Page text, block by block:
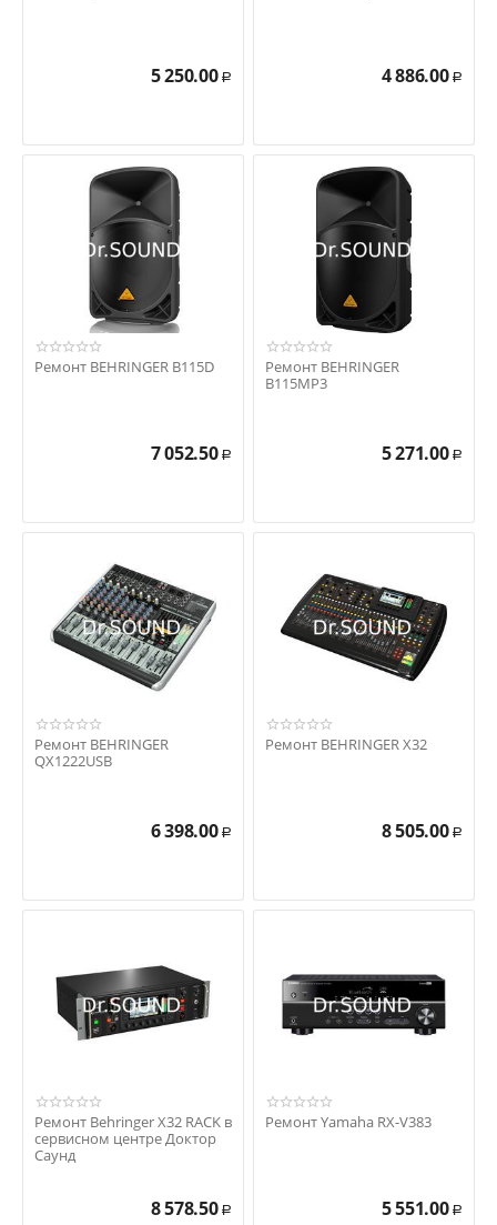
5 250.00 Р 4 886.00 Р
Ремонт BEHRINGER B115D
7 052.50 Р
Ремонт BEHRINGER
B115MP3
5 271.00 Р
Ремонт BEHRINGER
QX1222USB
6 398.00 Р
Ремонт BEHRINGER X32
8 505.00 Р
Ремонт Behringer X32 RACK в
сервисном центре Доктор
Саунд
8 578.50 Р
Ремонт Yamaha RX-V383
5 551.00 Р